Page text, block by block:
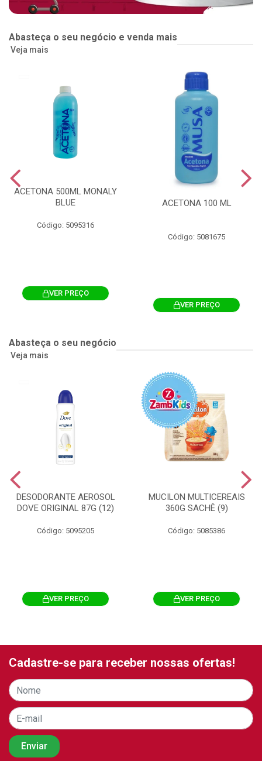
Abasteça o seu negócio e venda mais
Veja mais
ACETONA 500ML MONALY
BLUE
Código: 5095316
VER PREÇO
ACETONA 100 ML
Código: 5081675
VER PREÇO
Abasteça o seu negócio
Veja mais
DESODORANTE AEROSOL
DOVE ORIGINAL 87G (12)
Código: 5095205
VER PREÇO
MUCILON MULTICEREAIS
360G SACHÊ (9)
Código: 5085386
VER PREÇO
Cadastre-se para receber nossas ofertas!